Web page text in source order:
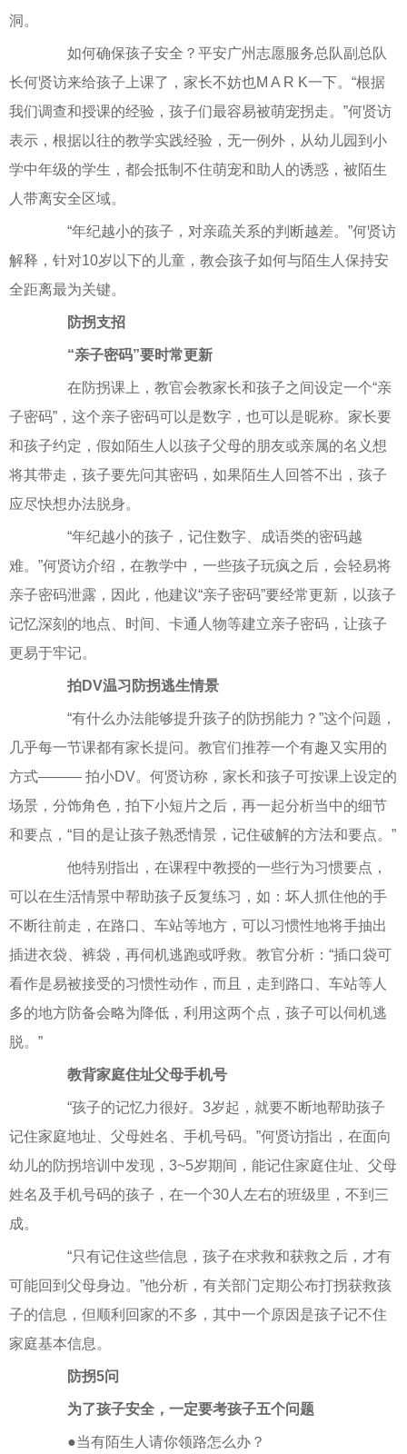
洞。
如何确保孩子安全？平安广州志愿服务总队副总队
长何贤访来给孩子上课了，家长不妨也M A R K一下。“根据
我们调查和授课的经验，孩子们最容易被萌宠拐走。”何贤访
表示，根据以往的教学实践经验，无一例外，从幼儿园到小
学中年级的学生，都会抵制不住萌宠和助人的诱惑，被陌生
人带离安全区域。
“年纪越小的孩子，对亲疏关系的判断越差。”何贤访
解释，针对10岁以下的儿童，教会孩子如何与陌生人保持安
全距离最为关键。
防拐支招
“亲子密码”要时常更新
在防拐课上，教官会教家长和孩子之间设定一个“亲
子密码”，这个亲子密码可以是数字，也可以是昵称。家长要
和孩子约定，假如陌生人以孩子父母的朋友或亲属的名义想
将其带走，孩子要先问其密码，如果陌生人回答不出，孩子
应尽快想办法脱身。
“年纪越小的孩子，记住数字、成语类的密码越
难。”何贤访介绍，在教学中，一些孩子玩疯之后，会轻易将
亲子密码泄露，因此，他建议“亲子密码”要经常更新，以孩子
记忆深刻的地点、时间、卡通人物等建立亲子密码，让孩子
更易于牢记。
拍DV温习防拐逃生情景
“有什么办法能够提升孩子的防拐能力？”这个问题，
几乎每一节课都有家长提问。教官们推荐一个有趣又实用的
方式——— 拍小DV。何贤访称，家长和孩子可按课上设定的
场景，分饰角色，拍下小短片之后，再一起分析当中的细节
和要点，“目的是让孩子熟悉情景，记住破解的方法和要点。”
他特别指出，在课程中教授的一些行为习惯要点，
可以在生活情景中帮助孩子反复练习，如：坏人抓住他的手
不断往前走，在路口、车站等地方，可以习惯性地将手抽出
插进衣袋、裤袋，再伺机逃跑或呼救。教官分析：“插口袋可
看作是易被接受的习惯性动作，而且，走到路口、车站等人
多的地方防备会略为降低，利用这两个点，孩子可以伺机逃
脱。”
教背家庭住址父母手机号
“孩子的记忆力很好。3岁起，就要不断地帮助孩子
记住家庭地址、父母姓名、手机号码。”何贤访指出，在面向
幼儿的防拐培训中发现，3~5岁期间，能记住家庭住址、父母
姓名及手机号码的孩子，在一个30人左右的班级里，不到三
成。
“只有记住这些信息，孩子在求救和获救之后，才有
可能回到父母身边。”他分析，有关部门定期公布打拐获救孩
子的信息，但顺利回家的不多，其中一个原因是孩子记不住
家庭基本信息。
防拐5问
为了孩子安全，一定要考孩子五个问题
●当有陌生人请你领路怎么办？